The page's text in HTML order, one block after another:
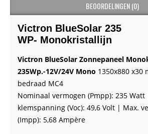
BEOORDELINGEN (0)
Victron BlueSolar 235
WP- Monokristallijn
Victron BlueSolar Zonnepaneel
235Wp.-12V/24V Mono 1350x880 x30
bedraad MC4
Nominaal vermogen (Pmpp): 235
klemspanning (Voc): 49,6 Volt | Max.
(Impp): 5,68 Ampère